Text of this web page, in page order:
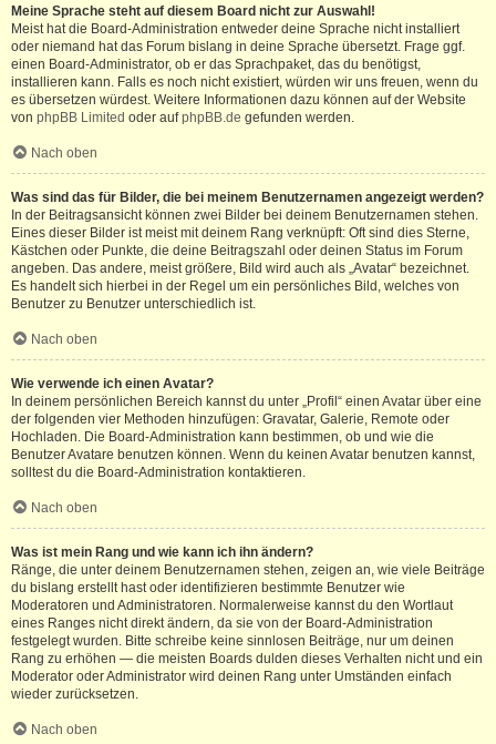
Meine Sprache steht auf diesem Board nicht zur Auswahl!
Meist hat die Board-Administration entweder deine Sprache nicht installiert
oder niemand hat das Forum bislang in deine Sprache übersetzt. Frage ggf.
einen Board-Administrator, ob er das Sprachpaket, das du benötigst,
installieren kann. Falls es noch nicht existiert, würden wir uns freuen, wenn du
es übersetzen würdest. Weitere Informationen dazu können auf der Website
von phpBB Limited oder aufphpBB.de gefunden werden.
Nach oben
Was sind das für Bilder, die bei meinem Benutzernamen angezeigt werden?
In der Beitragsansicht können zwei Bilder bei deinem Benutzernamen stehen.
Eines dieser Bilder ist meist mit deinem Rang verknüpft: Oft sind dies Sterne,
Kästchen oder Punkte, die deine Beitragszahl oder deinen Status im Forum
angeben. Das andere, meist größere, Bild wird auch als „Avatar“ bezeichnet.
Es handelt sich hierbei in der Regel um ein persönliches Bild, welches von
Benutzer zu Benutzer unterschiedlich ist.
Nach oben
Wie verwende ich einen Avatar?
In deinem persönlichen Bereich kannst du unter „Profil“ einen Avatar über eine
der folgenden vier Methoden hinzufügen: Gravatar, Galerie, Remote oder
Hochladen. Die Board-Administration kann bestimmen, ob und wie die
Benutzer Avatare benutzen können. Wenn du keinen Avatar benutzen kannst,
solltest du die Board-Administration kontaktieren.
Nach oben
Was ist mein Rang und wie kann ich ihn ändern?
Ränge, die unter deinem Benutzernamen stehen, zeigen an, wie viele Beiträge
du bislang erstellt hast oder identifizieren bestimmte Benutzer wie
Moderatoren und Administratoren. Normalerweise kannst du den Wortlaut
eines Ranges nicht direkt ändern, da sie von der Board-Administration
festgelegt wurden. Bitte schreibe keine sinnlosen Beiträge, nur um deinen
Rang zu erhöhen — die meisten Boards dulden dieses Verhalten nicht und ein
Moderator oder Administrator wird deinen Rang unter Umständen einfach
wieder zurücksetzen.
Nach oben